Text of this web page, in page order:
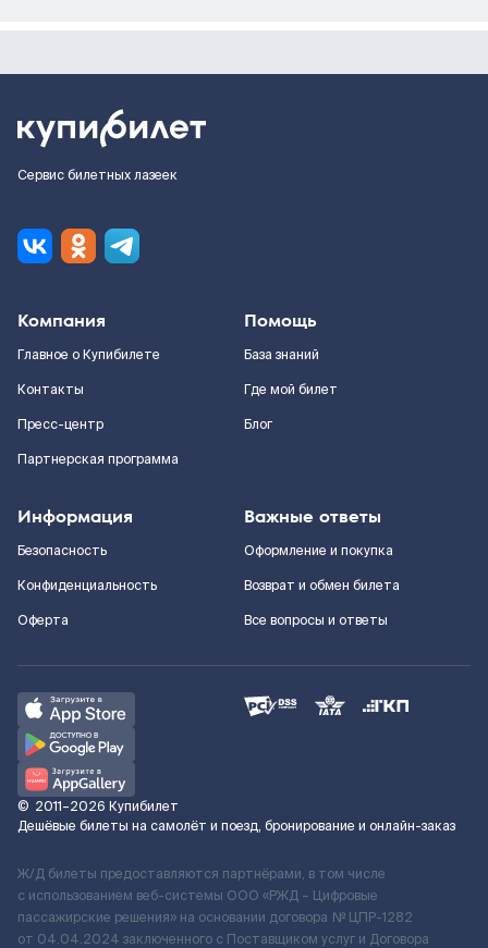
Сервис билетных лазеек
Компания
Главное о Купибилете
Контакты
Пресс-центр
Партнерская программа
Помощь
База знаний
Где мой билет
Блог
Информация
Безопасность
Конфиденциальность
Оферта
Важные ответы
Оформление и покупка
Возврат и обмен билета
Все вопросы и ответы
© 2011–2026 Купибилет
Дешёвые билеты на самолёт и поезд, бронирование и онлайн-заказ
Ж/Д билеты предоставляются партнёрами, в том числе
с использованием веб-системы ООО «РЖД – Цифровые
пассажирские решения» на основании договора № ЦПР-1282
от 04.04.2024 заключенного с Поставщиком услуг и Договора